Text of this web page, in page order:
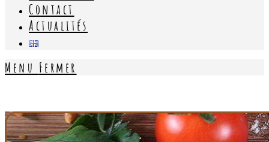
Contact
Actualités
Menu Fermer